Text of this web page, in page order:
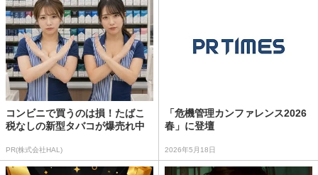
コンビニで買うのは損！たばこ
税なしの新型タバコが爆売れ中
PR(株式会社HAL)
「危機管理カンファレンス2026
春」に登壇
2026年5月18日